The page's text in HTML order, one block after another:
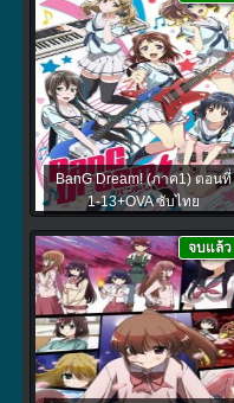
BanG Dream! (ภาค1) ตอนที่
1-13+OVA ซับไทย
จบแล้ว